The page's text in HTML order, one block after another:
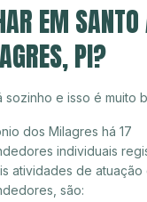
EM SANTO
PI?
sozinho e isso é muito
dos Milagres há 17
individuais
atividades de atuação
são: